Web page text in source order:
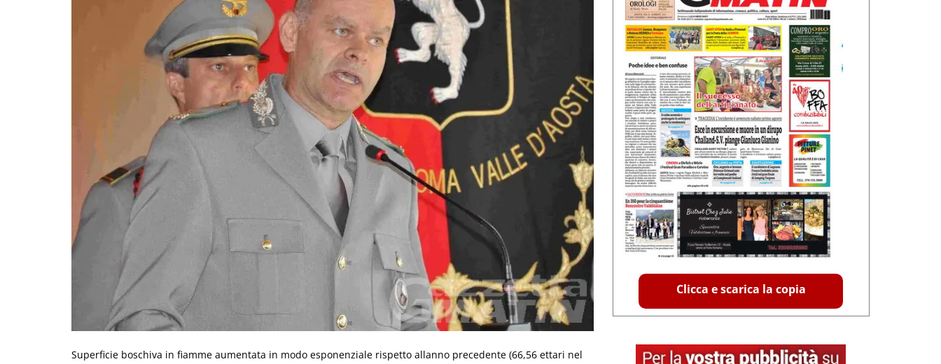
Superficie boschiva in fiamme aumentata in modo esponenziale rispetto allanno precedente (66,56 ettari nel
Clicca e scarica la copia